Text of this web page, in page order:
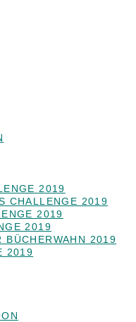
2019
CHALLENGE 2019
2019
2019
BÜCHERWAHN 2019
2019